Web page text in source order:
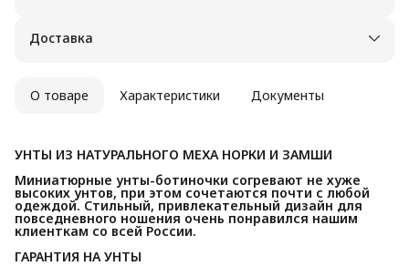
Доставка
О товаре Характеристики Документы
УНТЫ ИЗ НАТУРАЛЬНОГО МЕХА НОРКИ И ЗАМШИ
Миниатюрные унты-ботиночки согревают не хуже
высоких унтов, при этом сочетаются почти с любой
одеждой. Стильный, привлекательный дизайн для
повседневного ношения очень понравился нашим
клиенткам со всей России.
ГАРАНТИЯ НА УНТЫ